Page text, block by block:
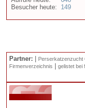
Besucher heute:
149
Partner: Perserkatzenzucht
Firmenverzeichnis
gelistet bei